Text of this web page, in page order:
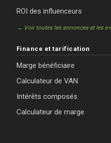
ROI des influenceurs
→ Voir toutes les annonces et les e-
Finance et tarification
Marge bénéficiaire
Calculateur de VAN
Intérêts composés
Calculateur de marge